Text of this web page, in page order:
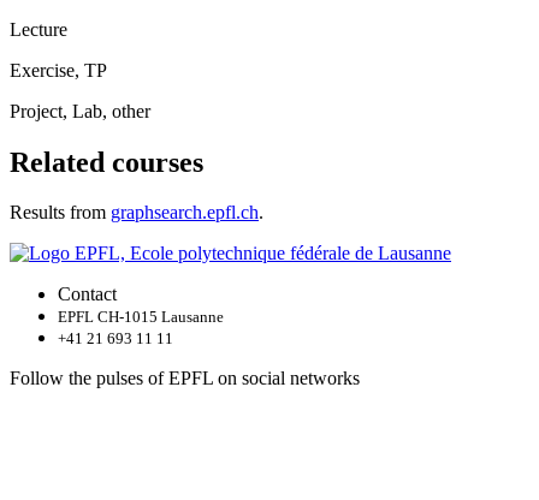
Lecture
Exercise, TP
Project, Lab, other
Related courses
Results from graphsearch.epfl.ch.
Contact
EPFL CH-1015 Lausanne
+41 21 693 11 11
Follow the pulses of EPFL on social networks